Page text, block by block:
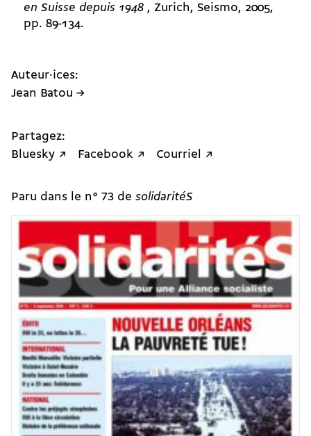
en Suisse depuis 1948 , Zurich, Seismo, 2005,
pp. 89-134.
Auteur·ices:
Jean Batou →
Partagez:
Bluesky ↗
Facebook ↗ Courriel ↗
Paru dans le n° 73 de solidaritéS